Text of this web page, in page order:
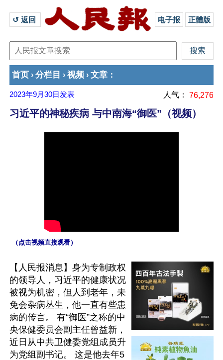
↺ 返回 电子报 正體版
首页 › 分栏目 › 视频 › 文章 ：
2023年9月30日 发表 人气： 76,276
习近平的神秘疾病 与中南海“御医”（视频）
（点击视频直接观看）
【人民报消息】身为专制政权
的领导人，习近平的健康状况
被视为机密，但人到老年，未
免会杂病丛生，他一直有些患
病的传言。 有“御医”之称的中
央保健委员会副主任曾益新，
近日从中共卫健委党组成员升
为党组副书记。 这是他去年5